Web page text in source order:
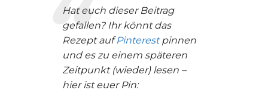
Hat euch dieser Beitrag
gefallen? Ihr könnt das
Rezept aufPinterestpinnen
und es zu einem späteren
Zeitpunkt (wieder) lesen –
hier ist euer Pin: